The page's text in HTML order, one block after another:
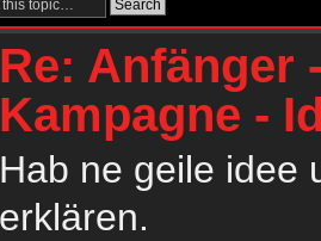
Re: Anfänger
Kampagne -
Hab ne geile idee
erklären.